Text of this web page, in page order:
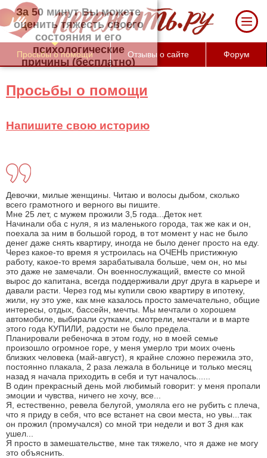
За 50 минут Вы можете оценить тяжесть
своего состояния и его психологические
причины (бесплатно)
Просьбы о помощи Отзывы о сайте Форум
Просьбы о помощи
Напишите свою историю
Девочки, милые женщины. Читаю и волосы дыбом, сколько
всего грамотного и верного вы пишите.
Мне 25 лет, с мужем прожили 3,5 года...Деток нет.
Начинали оба с нуля, я из маленького города, так же как и он,
поехала за ним в большой город, в тот момент у нас не было
денег даже снять квартиру, иногда не было денег просто на еду.
Через какое-то время я устроилась на ОЧЕНЬ пристижную
работу, какое-то время зарабатывала больше, чем он, но мы
это даже не замечали. Он военнослужащий, вместе со мной
вырос до капитана, всегда поддерживали друг друга в карьере и
давали расти. Через год мы купили свою квартиру в ипотеку,
жили, ну это уже, как мне казалось просто замечательно, общие
интересы, отдых, бассейн, мечты. Мы мечтали о хорошем
автомобиле, выбирали сутками, смотрели, мечтали и в марте
этого года КУПИЛИ, радости не было предела.
Планировали ребеночка в этом году, но в моей семье
произошло огромное горе, у меня умерло три моих очень
близких человека (май-август), я крайне сложно пережила это,
постоянно плакала, 2 раза лежала в больнице и только месяц
назад я начала приходить в себя и тут началось......
В один прекрасный день мой любимый говорит: у меня пропали
эмоции и чувства, ничего не хочу, все...
Я, естественно, ревела белугой, умоляла его не рубить с плеча,
что я приду в себя, что все встанет на свои места, но увы...так
он прожил (промучался) со мной три недели и вот 3 дня как
ушел...
Я просто в замешательстве, мне так тяжело, что я даже не могу
это объяснить.